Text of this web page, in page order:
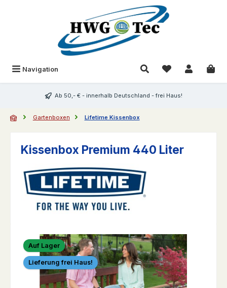
Navigation Du hast 0
Ab 50,- € - innerhalb Deutschland - frei Haus!
Gartenboxen Lifetime Kissenbox
Kissenbox Premium 440 Liter
Bildergalerie überspringen
Auf Lager
Lieferung frei Haus!